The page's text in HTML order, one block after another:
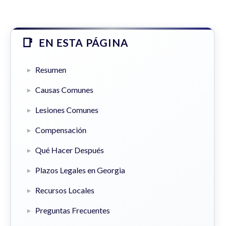
EN ESTA PÁGINA
Resumen
Causas Comunes
Lesiones Comunes
Compensación
Qué Hacer Después
Plazos Legales en Georgia
Recursos Locales
Preguntas Frecuentes